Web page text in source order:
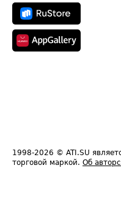
1998-2026 © ATI.SU
торговой маркой. Об